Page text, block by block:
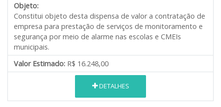
Objeto:
Constitui objeto desta dispensa de valor a contratação de
empresa para prestação de serviços de monitoramento e
segurança por meio de alarme nas escolas e CMEIs
municipais.
Valor Estimado: R$ 16.248,00
DETALHES